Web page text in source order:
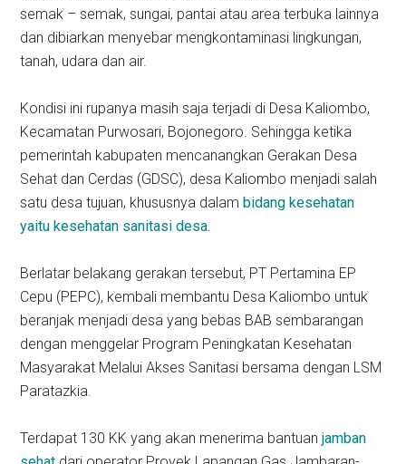
semak – semak, sungai, pantai atau area terbuka lainnya
dan dibiarkan menyebar mengkontaminasi lingkungan,
tanah, udara dan air.
Kondisi ini rupanya masih saja terjadi di Desa Kaliombo,
Kecamatan Purwosari, Bojonegoro. Sehingga ketika
pemerintah kabupaten mencanangkan Gerakan Desa
Sehat dan Cerdas (GDSC), desa Kaliombo menjadi salah
satu desa tujuan, khususnya dalambidang kesehatan
yaitu kesehatan sanitasi desa.
Berlatar belakang gerakan tersebut, PT Pertamina EP
Cepu (PEPC), kembali membantu Desa Kaliombo untuk
beranjak menjadi desa yang bebas BAB sembarangan
dengan menggelar Program Peningkatan Kesehatan
Masyarakat Melalui Akses Sanitasi bersama dengan LSM
Paratazkia.
Terdapat 130 KK yang akan menerima bantuan jamban